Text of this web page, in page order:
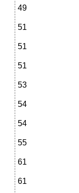
49
51
51
51
53
54
54
55
61
61